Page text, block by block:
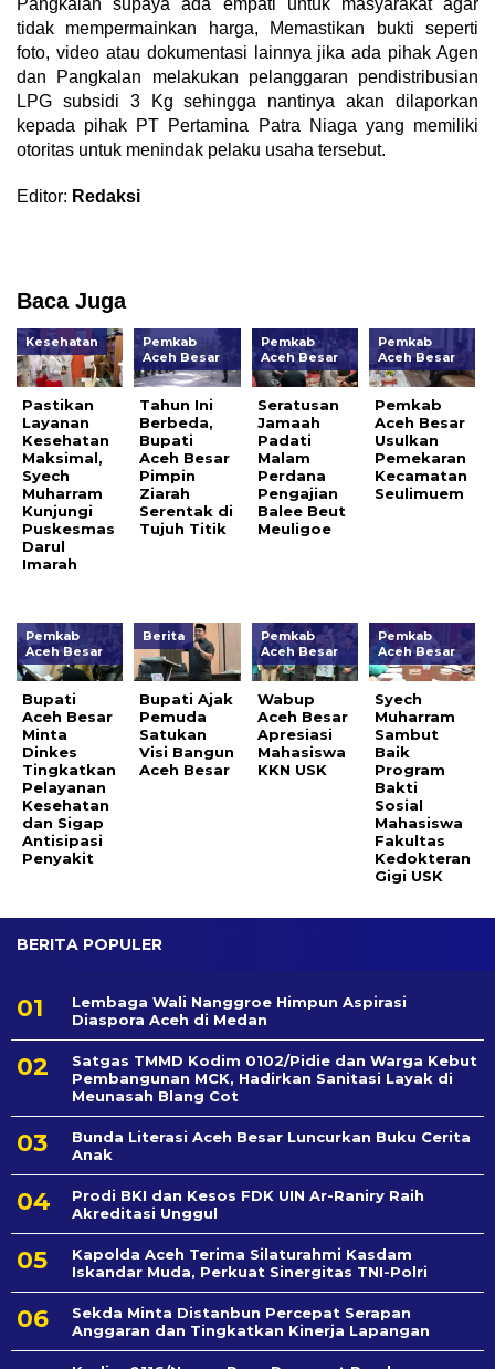
Pangkalan supaya ada empati untuk masyarakat agar
tidak mempermainkan harga, Memastikan bukti seperti
foto, video atau dokumentasi lainnya jika ada pihak Agen
dan Pangkalan melakukan pelanggaran pendistribusian
LPG subsidi 3 Kg sehingga nantinya akan dilaporkan
kepada pihak PT Pertamina Patra Niaga yang memiliki
otoritas untuk menindak pelaku usaha tersebut.
Editor: Redaksi
Baca Juga
Kesehatan
Pastikan
Layanan
Kesehatan
Maksimal,
Syech
Muharram
Kunjungi
Puskesmas
Darul
Imarah
Pemkab
Aceh Besar
Tahun Ini
Berbeda,
Bupati
Aceh Besar
Pimpin
Ziarah
Serentak di
Tujuh Titik
Pemkab
Aceh Besar
Seratusan
Jamaah
Padati
Malam
Perdana
Pengajian
Balee Beut
Meuligoe
Pemkab
Aceh Besar
Pemkab
Aceh Besar
Usulkan
Pemekaran
Kecamatan
Seulimuem
Pemkab
Aceh Besar
Bupati
Aceh Besar
Minta
Dinkes
Tingkatkan
Pelayanan
Kesehatan
dan Sigap
Antisipasi
Penyakit
Berita
Bupati Ajak
Pemuda
Satukan
Visi Bangun
Aceh Besar
Pemkab
Aceh Besar
Wabup
Aceh Besar
Apresiasi
Mahasiswa
KKN USK
Pemkab
Aceh Besar
Syech
Muharram
Sambut
Baik
Program
Bakti
Sosial
Mahasiswa
Fakultas
Kedokteran
Gigi USK
BERITA POPULER
Lembaga Wali Nanggroe Himpun Aspirasi
Diaspora Aceh di Medan
Satgas TMMD Kodim 0102/Pidie dan Warga Kebut
Pembangunan MCK, Hadirkan Sanitasi Layak di
Meunasah Blang Cot
Bunda Literasi Aceh Besar Luncurkan Buku Cerita
Anak
Prodi BKI dan Kesos FDK UIN Ar-Raniry Raih
Akreditasi Unggul
Kapolda Aceh Terima Silaturahmi Kasdam
Iskandar Muda, Perkuat Sinergitas TNI-Polri
Sekda Minta Distanbun Percepat Serapan
Anggaran dan Tingkatkan Kinerja Lapangan